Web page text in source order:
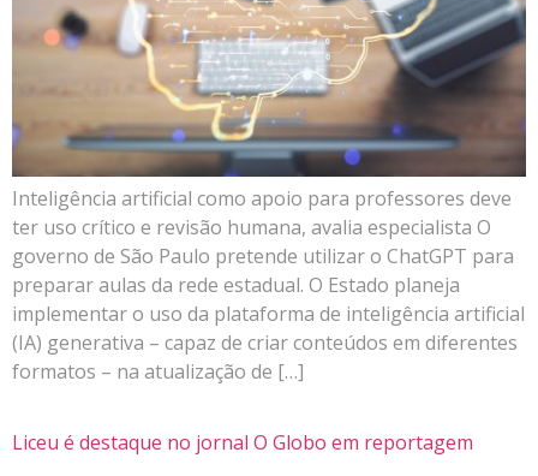
Inteligência artificial como apoio para professores deve
ter uso crítico e revisão humana, avalia especialista O
governo de São Paulo pretende utilizar o ChatGPT para
preparar aulas da rede estadual. O Estado planeja
implementar o uso da plataforma de inteligência artificial
(IA) generativa – capaz de criar conteúdos em diferentes
formatos – na atualização de […]
Liceu é destaque no jornal O Globo em reportagem